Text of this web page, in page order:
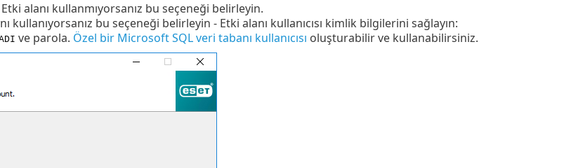
alanı kullanmıyorsanız bu seçeneği belirleyin.
kullanıyorsanız bu seçeneği belirleyin - Etki alanı kullanıcısı kimlik bilgilerini sağlayın:
ve parola. Özel bir Microsoft SQL veri tabanı kullanıcısı oluşturabilir ve kullanabilirsiniz.